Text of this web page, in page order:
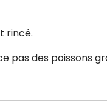
rincé.
pas des poissons